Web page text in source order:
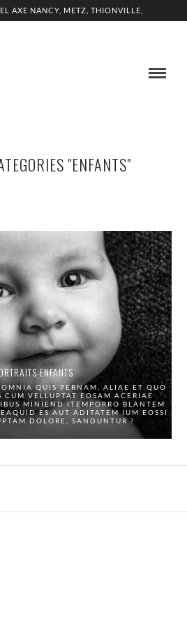
AXE NANCY, METZ, THIONVILLE,
"ENFANTS"
ENFANTS
QUIS PERNAM, ALIAE ET QUO
CUM VELLUPTAT EOSAM ACERIAE
MINIEND ITEMPORRO BLANTEM
ES AUT ADITATEM IUM EOSSI
DOLORE, SANDUNTUR ?